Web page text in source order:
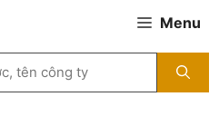
Menu